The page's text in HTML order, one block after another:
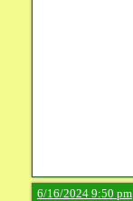
6/16/2024 9:50 pm